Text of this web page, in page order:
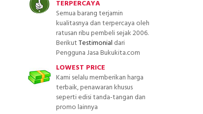
TERPERCAYA
Semua barang terjamin
kualitasnya dan terpercaya oleh
ratusan ribu pembeli sejak 2006.
BerikutTestimonial dari
Pengguna Jasa Bukukita.com
LOWEST PRICE
Kami selalu memberikan harga
terbaik, penawaran khusus
seperti edisi tanda-tangan dan
promo lainnya